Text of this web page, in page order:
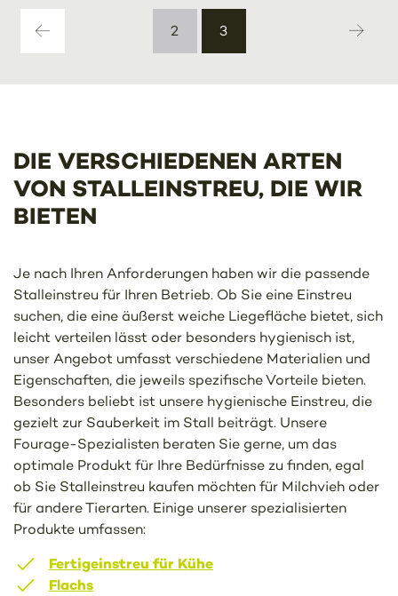
2 3
DIE VERSCHIEDENEN ARTEN
VON STALLEINSTREU, DIE WIR
BIETEN
Je nach Ihren Anforderungen haben wir die passende
Stalleinstreu für Ihren Betrieb. Ob Sie eine Einstreu
suchen, die eine äußerst weiche Liegefläche bietet, sich
leicht verteilen lässt oder besonders hygienisch ist,
unser Angebot umfasst verschiedene Materialien und
Eigenschaften, die jeweils spezifische Vorteile bieten.
Besonders beliebt ist unsere hygienische Einstreu, die
gezielt zur Sauberkeit im Stall beiträgt. Unsere
Fourage-Spezialisten beraten Sie gerne, um das
optimale Produkt für Ihre Bedürfnisse zu finden, egal
ob Sie Stalleinstreu kaufen möchten für Milchvieh oder
für andere Tierarten. Einige unserer spezialisierten
Produkte umfassen:
Fertigeinstreu für Kühe
Flachs